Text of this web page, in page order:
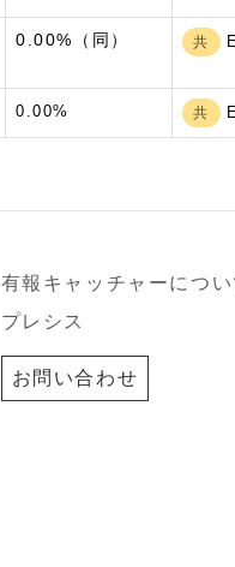
0.00%（同） 共
0.00% 共
有報キャッチャーについ
プレシス
お問い合わせ